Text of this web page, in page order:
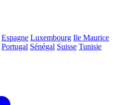
Espagne Luxembourg Ile Maurice
Portugal Sénégal Suisse Tunisie